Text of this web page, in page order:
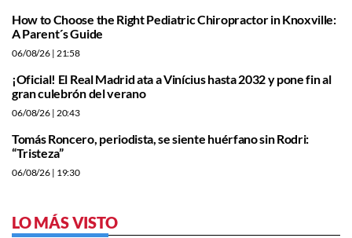
How to Choose the Right Pediatric Chiropractor in Knoxville:
A Parent´s Guide
06/08/26 | 21:58
¡Oficial! El Real Madrid ata a Vinícius hasta 2032 y pone fin al
gran culebrón del verano
06/08/26 | 20:43
Tomás Roncero, periodista, se siente huérfano sin Rodri:
“Tristeza”
06/08/26 | 19:30
LO MÁS VISTO